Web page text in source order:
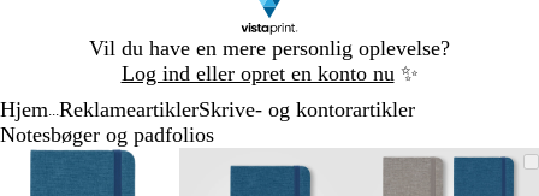
Vil du have en mere personlig oplevelse?
Log ind eller opret en konto nu ✨
1
Hjem ReklameartiklerSkrive- og kontorartikler
Notesbøger og padfolios
Zoombart
Zoomet
Klik
Brug
Zoombart
Zoomet
Klik
Brug
Zoombart
Zoomet
Klik
Brug
Slide